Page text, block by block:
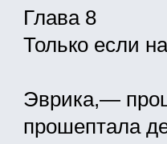
Глава 8
Только если
Эврика,—
прошептала